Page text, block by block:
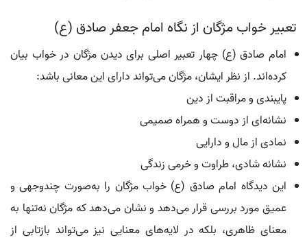
تعبیر خواب مژگان از نگاه امام جعفر صادق (ع)
امام صادق (ع) چهار تعبیر اصلی برای دیدن مژگان در خواب بیان
کرده‌اند. از نظر ایشان، مژگان می‌تواند دارای این معانی باشد:
پایبندی و مراقبت از دین
نشانه‌ای از دوست و همراه صمیمی
نمادی از مال و دارایی
نشانه شادی، طراوت و خرمی زندگی
این دیدگاه امام صادق (ع) خواب مژگان را به‌صورت چندوجهی و
عمیق مورد بررسی قرار می‌دهد و نشان می‌دهد که مژگان نه‌تنها به
معنای ظاهری، بلکه در لایه‌های معنایی نیز می‌تواند بازتابی از